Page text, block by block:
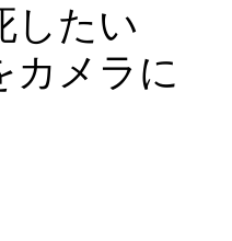
したい
カメラに